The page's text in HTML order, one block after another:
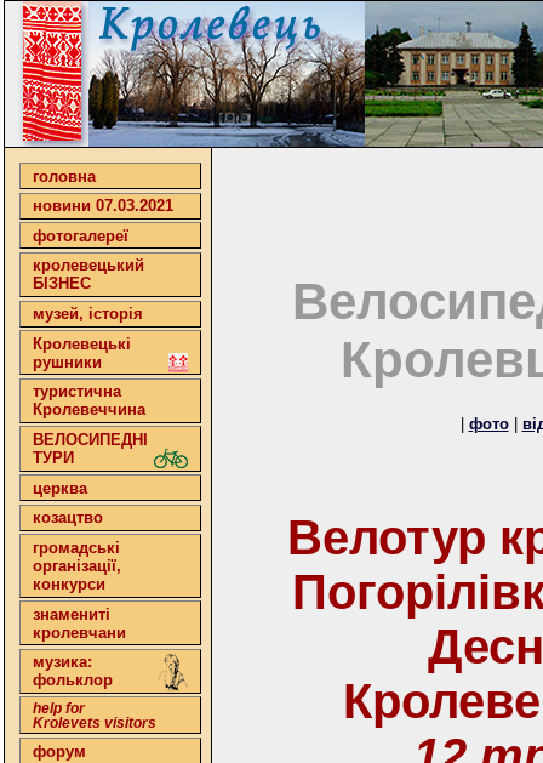
головна
новини 07.03.2021
фотогалереї
кролевецький
БІЗНЕС
музей, історія
Кролевецькі
рушники
туристична
Кролевеччина
ВЕЛОСИПЕДНІ
ТУРИ
церква
козацтво
громадські
організації,
конкурси
знамениті
кролевчани
музика:
фольклор
help for
Krolevets visitors
форум
фото|
Велотур